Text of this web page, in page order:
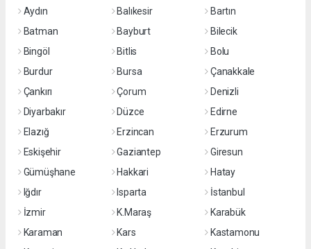
Aydın
Balıkesir
Bartın
Batman
Bayburt
Bilecik
Bingöl
Bitlis
Bolu
Burdur
Bursa
Çanakkale
Çankırı
Çorum
Denizli
Diyarbakır
Düzce
Edirne
Elazığ
Erzincan
Erzurum
Eskişehir
Gaziantep
Giresun
Gümüşhane
Hakkari
Hatay
Iğdır
Isparta
İstanbul
İzmir
K.Maraş
Karabük
Karaman
Kars
Kastamonu